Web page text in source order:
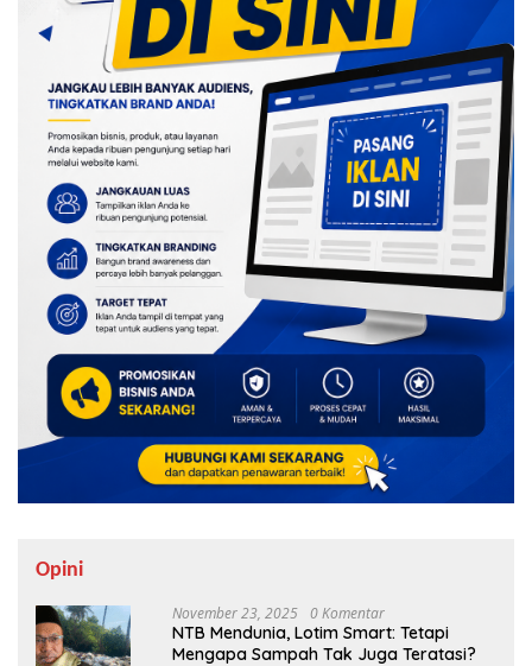
Opini
November 23, 2025 0 Komentar
NTB Mendunia, Lotim Smart: Tetapi
Mengapa Sampah Tak Juga Teratasi?